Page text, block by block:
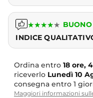
★★★★★ BUONO
INDICE
Ordina entro 18 ore,
riceverlo Lunedì 10
consegna entro 1
Maggiori informazioni